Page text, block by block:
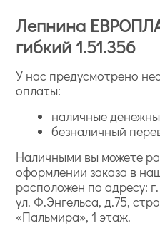
Лепнина
гибкий 1.51.356
У нас предусмотрено
оплаты:
наличные
безналичный
Наличными вы можете
оформлении заказа в
расположен по адресу:
ул. Ф.Энгельса, д.75,
«Пальмира», 1 этаж.